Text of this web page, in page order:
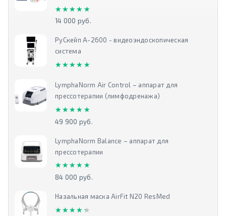
★★★★★
★★★★★
14 000 руб.
РуСкейп А-2600 - видеоэндоскопическая
система
★★★★★
★★★★★
LymphaNorm Air Control – аппарат для
прессотерапии (лимфодренажа)
★★★★★
★★★★★
49 900 руб.
LymphaNorm Balance – аппарат для
прессотерапии
★★★★★
★★★★★
84 000 руб.
Назальная маска AirFit N20 ResMed
★★★★★
★★★★★